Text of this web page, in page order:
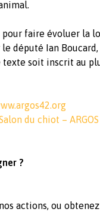
pour faire évoluer la
le député Ian
texte soit inscrit au
du chiot –
?
nos actions, ou obtenez